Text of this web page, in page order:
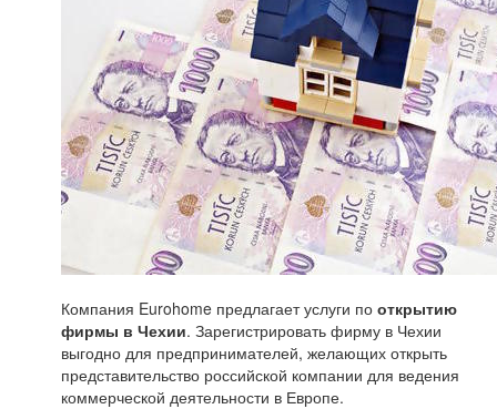
Компания Eurohome предлагает услуги по открытию
фирмы в Чехии. Зарегистрировать фирму в Чехии
выгодно для предпринимателей, желающих открыть
представительство российской компании для ведения
коммерческой деятельности в Европе.